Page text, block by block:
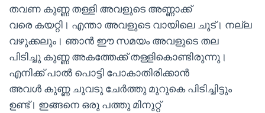
തവണ കുണ്ണ തള്ളി അവളുടെ അണ്ണാക്ക്
വരെ കയറ്റി। എന്താ അവളുടെ വായിലെ ചൂട്। നല്ല
വഴുക്കലും। ഞാൻ ഈ സമയം അവളുടെ തല
പിടിച്ചു കുണ്ണ അകത്തേക്ക് തള്ളികൊണ്ടിരുന്നു।
എനിക്ക് പാൽ പൊട്ടി പോകാതിരിക്കാൻ
അവൾ കുണ്ണ ചുവടു ചേർത്തു മുറുകെ പിടിച്ചിട്ടും
ഉണ്ട്। ഇങ്ങനെ ഒരു പത്തു മിനുറ്റ്